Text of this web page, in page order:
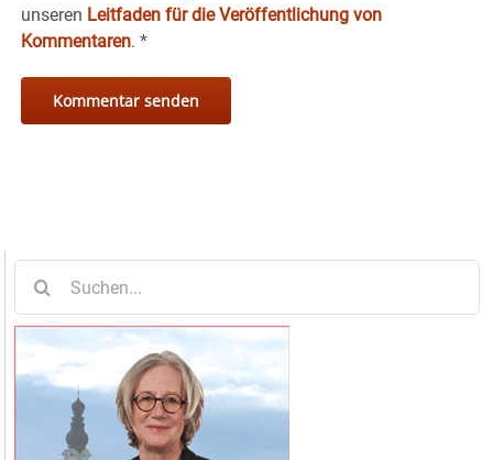
unseren Leitfaden für die Veröffentlichung von
Kommentaren. *
nach: